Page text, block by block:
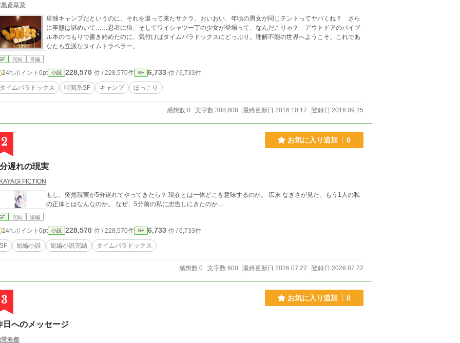
斎草菜
単独キャンプだというのに、それを追って来たサクラ。おいおい、年頃の男女が同じテントってヤバくね？ さら
に事態は謎めいて……忍者に狼、そしてワイシャツ一丁の少女が登場って、なんだこりゃ？ アウトドアのバイブ
ル本のつもりで書き始めたのに、気付けばタイムパラドックスにどっぷり。理解不能の世界へようこそ。これであ
なたも立派なタイムトラベラー。
完結 長編
24h.ポイント 0pt 小説 228,570 位 / 228,570件 SF 6,733 位 / 6,733件
タイムパラドックス 時間系SF キャンプ ほっこり
感想数 0 文字数 308,808 最終更新日 2016.10.17 登録日 2016.09.25
2 お気に入り追加 0
遅れの現実
FICTION
もし、突然現実が5分遅れてやってきたら？ 現在とは一体どこを意味するのか。 広末 なぎさが見た、もう1人の私
の正体とはなんなのか。 なぜ、5分前の私に忠告しにきたのか....
完結 短編
24h.ポイント 0pt 小説 228,570 位 / 228,570件 SF 6,733 位 / 6,733件
SF 短編小説 短編小説完結 タイムパラドックス
感想数 0 文字数 600 最終更新日 2026.07.22 登録日 2026.07.22
3 お気に入り追加 0
日へのメッセージ
海都